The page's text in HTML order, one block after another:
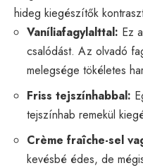
hideg kiegészítők
Vaníliafagylalttal: Ez
csalódást. Az olvadó
melegsége tökéletes
Friss tejszínhabbal:
tejszínhab remekül
Crème fraîche-sel
kevésbé édes, de